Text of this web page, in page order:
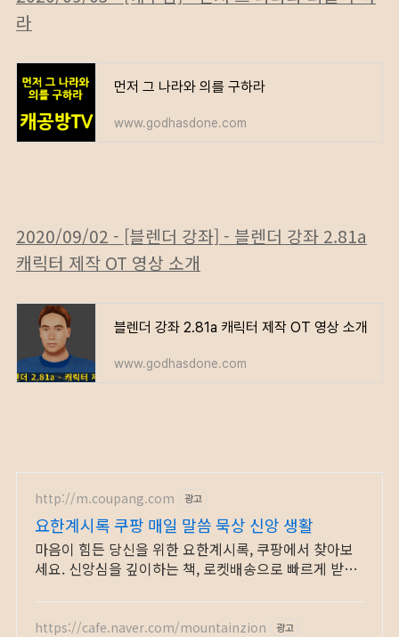
라
먼저 그 나라와 의를 구하라
www.godhasdone.com
2020/09/02 - [블렌더 강좌] - 블렌더 강좌 2.81a
캐릭터 제작 OT 영상 소개
블렌더 강좌 2.81a 캐릭터 제작 OT 영상 소개
www.godhasdone.com
http://m.coupang.com 광고
요한계시록 쿠팡 매일 말씀 묵상 신앙 생활
마음이 힘든 당신을 위한 요한계시록, 쿠팡에서 찾아보
세요. 신앙심을 깊이하는 책, 로켓배송으로 빠르게 받아
https://cafe.naver.com/mountainzion 광고